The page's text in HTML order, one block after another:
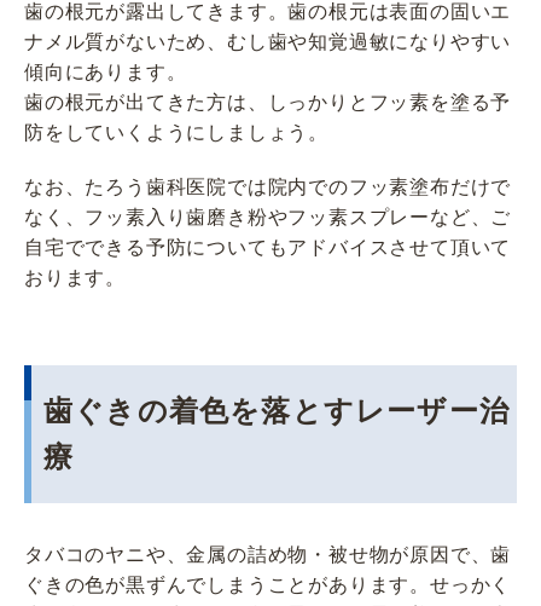
歯の根元が露出してきます。歯の根元は表面の固いエ
ナメル質がないため、むし歯や知覚過敏になりやすい
傾向にあります。
歯の根元が出てきた方は、しっかりとフッ素を塗る予
防をしていくようにしましょう。
なお、たろう歯科医院では院内でのフッ素塗布だけで
なく、フッ素入り歯磨き粉やフッ素スプレーなど、ご
自宅でできる予防についてもアドバイスさせて頂いて
おります。
歯ぐきの着色を落とすレーザー治
療
タバコのヤニや、金属の詰め物・被せ物が原因で、歯
ぐきの色が黒ずんでしまうことがあります。せっかく